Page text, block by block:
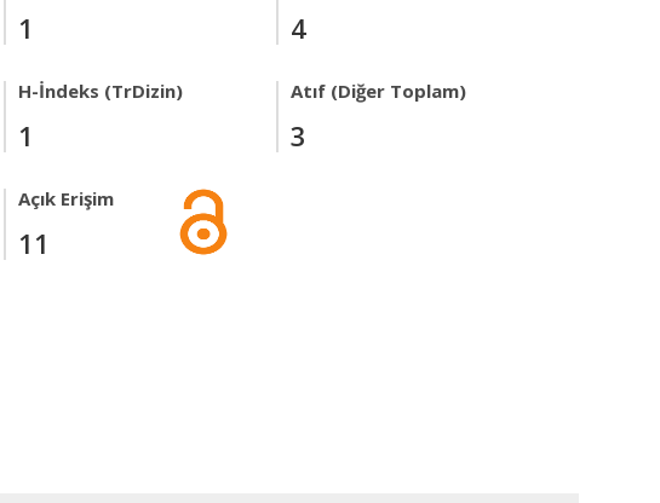
1 4
H-İndeks (TrDizin)
1
Atıf (Diğer Toplam)
3
Açık Erişim
11